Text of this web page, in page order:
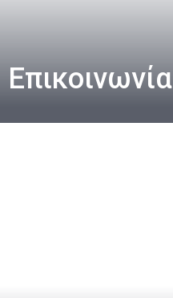
Επικοινωνία